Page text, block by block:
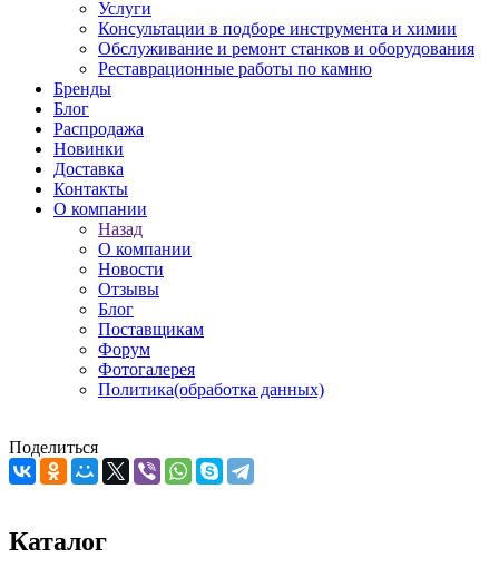
Услуги
Консультации в подборе инструмента и химии
Обслуживание и ремонт станков и оборудования
Реставрационные работы по камню
Бренды
Блог
Распродажа
Новинки
Доставка
Контакты
О компании
Назад
О компании
Новости
Отзывы
Блог
Поставщикам
Форум
Фотогалерея
Политика(обработка данных)
Поделиться
Каталог